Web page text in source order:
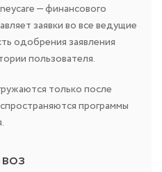
— финансового
заявки во все ведущие
одобрения заявления
пользователя.
только после
программы